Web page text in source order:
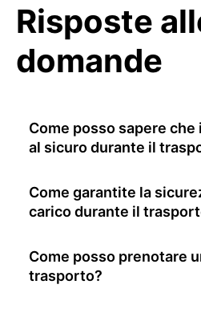
Risposte
domande
Come posso sapere che
al sicuro durante il
Come garantite la
carico durante il
Come posso prenotare
trasporto?